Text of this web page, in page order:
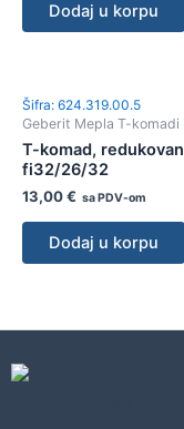
Dodaj u korpu
Šifra: 624.319.00.5
Geberit Mepla T-komadi
T-komad, redukovan
fi32/26/32
13,00€ sa PDV-om
Dodaj u korpu